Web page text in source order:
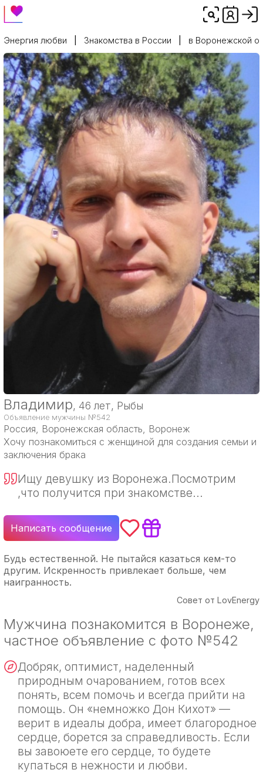
Энергия любви Знакомства в России в Воронежской
Владимир, 46 лет, Рыбы
Объявление мужчины №542
Россия, Воронежская область, Воронеж
Хочу познакомиться с женщиной для создания семьи и
заключения брака
Ищу девушку из Воронежа.Посмотрим
,что получится при знакомстве...
Написать сообщение
Будь естественной. Не пытайся казаться кем-то
другим. Искренность привлекает больше, чем
наигранность.
Совет от LovEnergy
Мужчина познакомится в Воронеже,
частное объявление с фото №542
Добряк, оптимист, наделенный
природным очарованием, готов всех
понять, всем помочь и всегда прийти на
помощь. Он «немножко Дон Кихот» —
верит в идеалы добра, имеет благородное
сердце, борется за справедливость. Если
вы завоюете его сердце, то будете
купаться в нежности и любви.